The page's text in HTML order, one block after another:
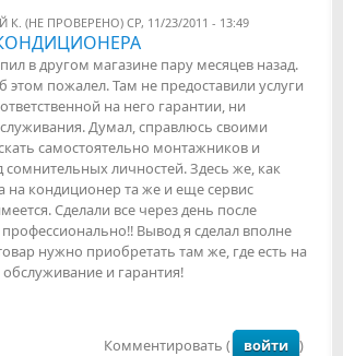
К. (НЕ ПРОВЕРЕНО) СР, 11/23/2011 - 13:49
в другом магазине пару месяцев назад.
пожалел. Там не предоставили услуги
на него гарантии, ни
Думал, справлюсь своими
самостоятельно монтажников и
сомнительных личностей. Здесь же, как
на кондиционер та же и еще сервис
Сделали все через день после
профессионально!! Вывод я сделал вполне
нужно приобретать там же, где есть на
и гарантия!
Комментировать ( войти )